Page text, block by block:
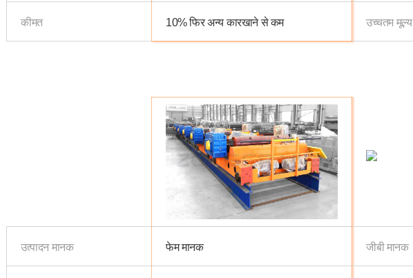
कीमत 10% फिर अन्य कारखाने से कम उच्चतम मूल्य
उत्पादन मानक फेम मानक जीबी मानक